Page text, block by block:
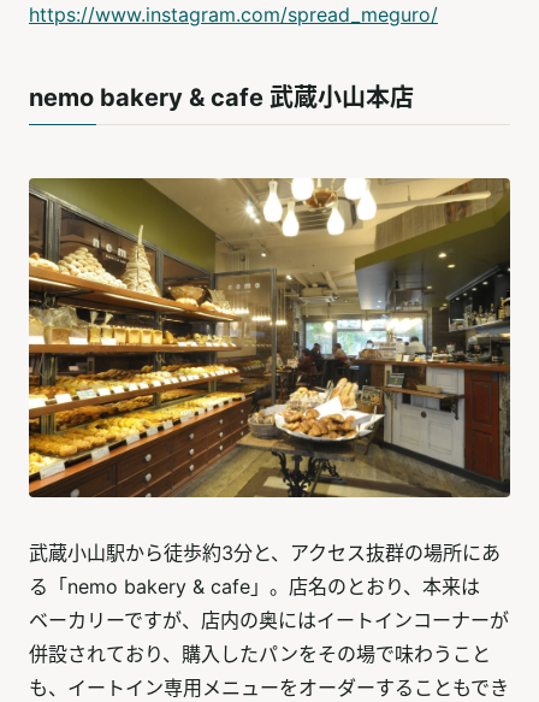
https://www.instagram.com/spread_meguro/
nemo bakery & cafe 武蔵小山本店
武蔵小山駅から徒歩約3分と、アクセス抜群の場所にあ
る「nemo bakery & cafe」。店名のとおり、本来は
ベーカリーですが、店内の奥にはイートインコーナーが
併設されており、購入したパンをその場で味わうこと
も、イートイン専用メニューをオーダーすることもでき